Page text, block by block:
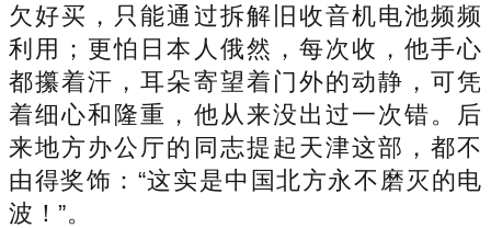
欠好买，只能通过拆解旧收音机电池频频
利用；更怕日本人俄然，每次收，他手心
都攥着汗，耳朵寄望着门外的动静，可凭
着细心和隆重，他从来没出过一次错。后
来地方办公厅的同志提起天津这部，都不
由得奖饰：“这实是中国北方永不磨灭的电
波！”。